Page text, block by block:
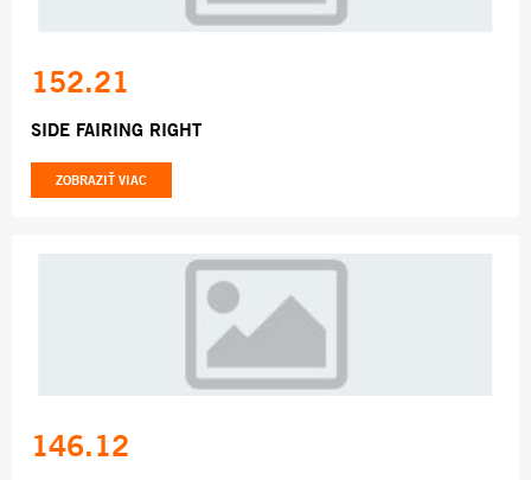
152.21
SIDE FAIRING RIGHT
ZOBRAZIŤ VIAC
146.12